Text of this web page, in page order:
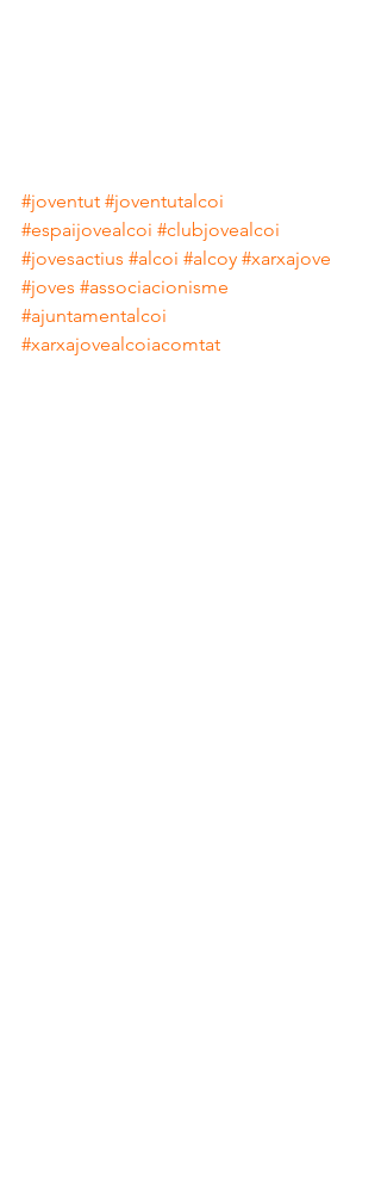
#joventut #joventutalcoi
#espaijovealcoi #clubjovealcoi
#jovesactius #alcoi #alcoy #xarxajove
#joves #associacionisme
#ajuntamentalcoi
#xarxajovealcoiacomtat